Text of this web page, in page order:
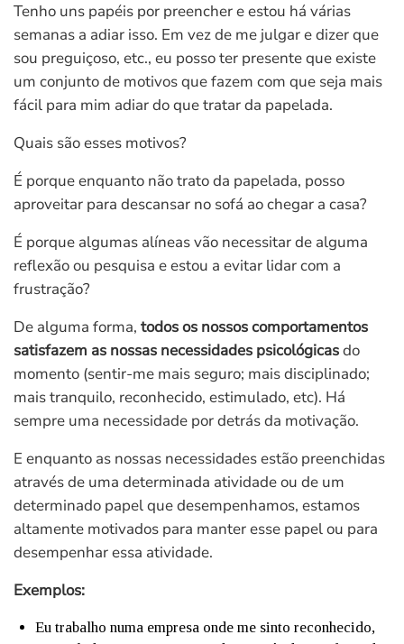
Tenho uns papéis por preencher e estou há várias
semanas a adiar isso. Em vez de me julgar e dizer que
sou preguiçoso, etc., eu posso ter presente que existe
um conjunto de motivos que fazem com que seja mais
fácil para mim adiar do que tratar da papelada.
Quais são esses motivos?
É porque enquanto não trato da papelada, posso
aproveitar para descansar no sofá ao chegar a casa?
É porque algumas alíneas vão necessitar de alguma
reflexão ou pesquisa e estou a evitar lidar com a
frustração?
De alguma forma, todos os nossos comportamentos
satisfazem as nossas necessidades psicológicasdo
momento (sentir-me mais seguro; mais disciplinado;
mais tranquilo, reconhecido, estimulado, etc). Há
sempre uma necessidade por detrás da motivação.
E enquanto as nossas necessidades estão preenchidas
através de uma determinada atividade ou de um
determinado papel que desempenhamos, estamos
altamente motivados para manter esse papel ou para
desempenhar essa atividade.
Exemplos:
Eu trabalho numa empresa onde me sinto reconhecido,